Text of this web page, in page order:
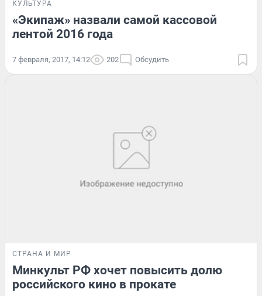
КУЛЬТУРА
«Экипаж» назвали самой кассовой
лентой 2016 года
7 февраля, 2017, 14:12 202 Обсудить
СТРАНА И МИР
Минкульт РФ хочет повысить долю
российского кино в прокате